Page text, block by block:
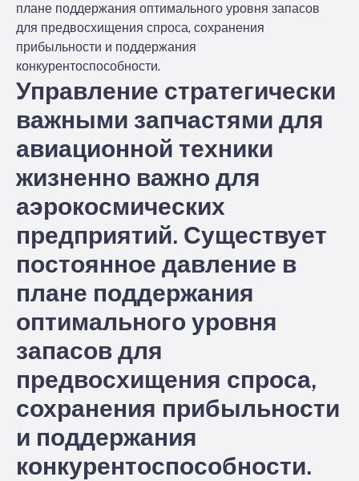
плане поддержания оптимального уровня запасов
для предвосхищения спроса, сохранения
прибыльности и поддержания
конкурентоспособности.
Управление стратегически
важными запчастями для
авиационной техники
жизненно важно для
аэрокосмических
предприятий. Существует
постоянное давление в
плане поддержания
оптимального уровня
запасов для
предвосхищения спроса,
сохранения прибыльности
и поддержания
конкурентоспособности.